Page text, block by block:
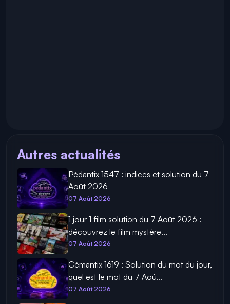
Autres actualités
Pédantix 1547 : indices et solution du 7
Août 2026
07 Août 2026
1 jour 1 film solution du 7 Août 2026 :
découvrez le film mystère...
07 Août 2026
Cémantix 1619 : Solution du mot du jour,
quel est le mot du 7 Aoû...
07 Août 2026